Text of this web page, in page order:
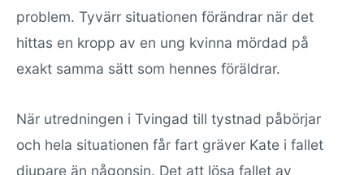
problem. Tyvärr situationen förändrar när det
hittas en kropp av en ung kvinna mördad på
exakt samma sätt som hennes föräldrar.
När utredningen i Tvingad till tystnad påbörjar
och hela situationen får fart gräver Kate i fallet
djupare än någonsin. Det att lösa fallet av